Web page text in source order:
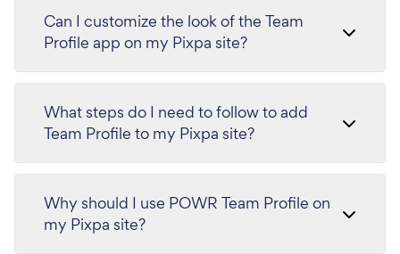
Can I customize the look of the Team
Profile app on my Pixpa site?
What steps do I need to follow to add
Team Profile to my Pixpa site?
Why should I use POWR Team Profile on
my Pixpa site?